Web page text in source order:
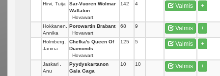
Hirvi, Tuija
Sar-Vuoren Wolmar
Wallaton
Hovawart
142 4 Valmis +
Hokkanen,
Annika
Porowartin Brabant
Hovawart
68 9 Valmis +
Holmberg,
Janina
Chefka's Queen Of
Diamonds
Hovawart
125 5 Valmis +
Jaskari ,
Anu
Pyydyskartanon
Gaia Gaga
10 10 Valmis +